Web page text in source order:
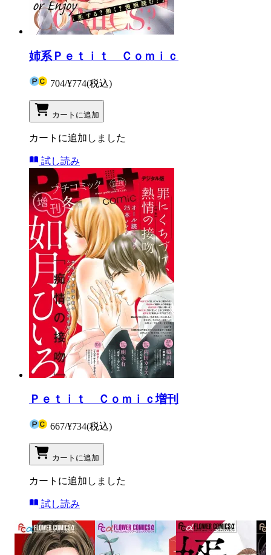
姉系Ｐｅｔｉｔ Ｃｏｍｉｃ
704/¥774(税込)
カートに追加
カートに追加しました
試し読み
Ｐｅｔｉｔ Ｃｏｍｉｃ増刊
667/¥734(税込)
カートに追加
カートに追加しました
試し読み